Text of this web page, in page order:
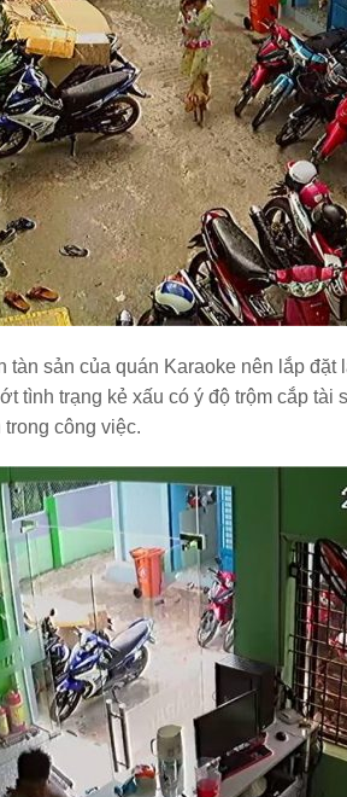
tàn sản của quán Karaoke nên lắp đặt
tình trạng kẻ xấu có ý độ trộm cắp
công việc.